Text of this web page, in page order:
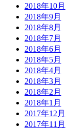
2018年10月
2018年9月
2018年8月
2018年7月
2018年6月
2018年5月
2018年4月
2018年3月
2018年2月
2018年1月
2017年12月
2017年11月